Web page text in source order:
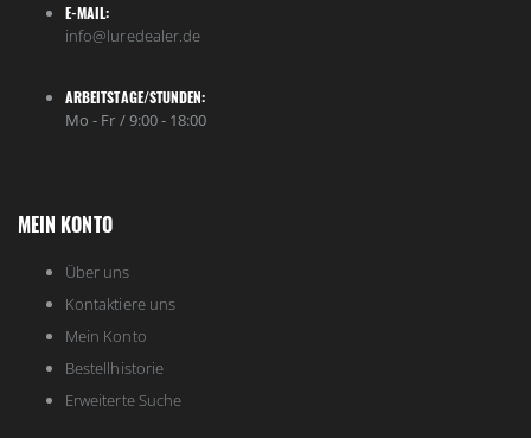
E-MAIL:
info@luredealer.de
ARBEITSTAGE/STUNDEN:
Mo - Fr / 9:00 - 18:00
MEIN KONTO
Über uns
Kontaktiere uns
Mein Konto
Bestellhistorie
Erweiterte Suche